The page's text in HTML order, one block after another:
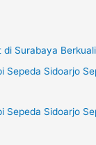
di Surabaya
Sepeda Sidoarjo
Sepeda Sidoarjo